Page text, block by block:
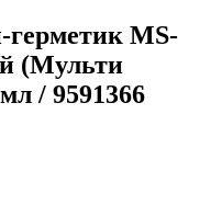
MS-
(Мульти
/ 9591366